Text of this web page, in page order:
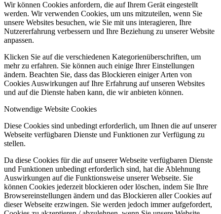
Wir können Cookies anfordern, die auf Ihrem Gerät eingestellt
werden. Wir verwenden Cookies, um uns mitzuteilen, wenn Sie
unsere Websites besuchen, wie Sie mit uns interagieren, Ihre
Nutzererfahrung verbessern und Ihre Beziehung zu unserer Website
anpassen.
Klicken Sie auf die verschiedenen Kategorienüberschriften, um
mehr zu erfahren. Sie können auch einige Ihrer Einstellungen
ändern. Beachten Sie, dass das Blockieren einiger Arten von
Cookies Auswirkungen auf Ihre Erfahrung auf unseren Websites
und auf die Dienste haben kann, die wir anbieten können.
Notwendige Website Cookies
Diese Cookies sind unbedingt erforderlich, um Ihnen die auf unserer
Webseite verfügbaren Dienste und Funktionen zur Verfügung zu
stellen.
Da diese Cookies für die auf unserer Webseite verfügbaren Dienste
und Funktionen unbedingt erforderlich sind, hat die Ablehnung
Auswirkungen auf die Funktionsweise unserer Webseite. Sie
können Cookies jederzeit blockieren oder löschen, indem Sie Ihre
Browsereinstellungen ändern und das Blockieren aller Cookies auf
dieser Webseite erzwingen. Sie werden jedoch immer aufgefordert,